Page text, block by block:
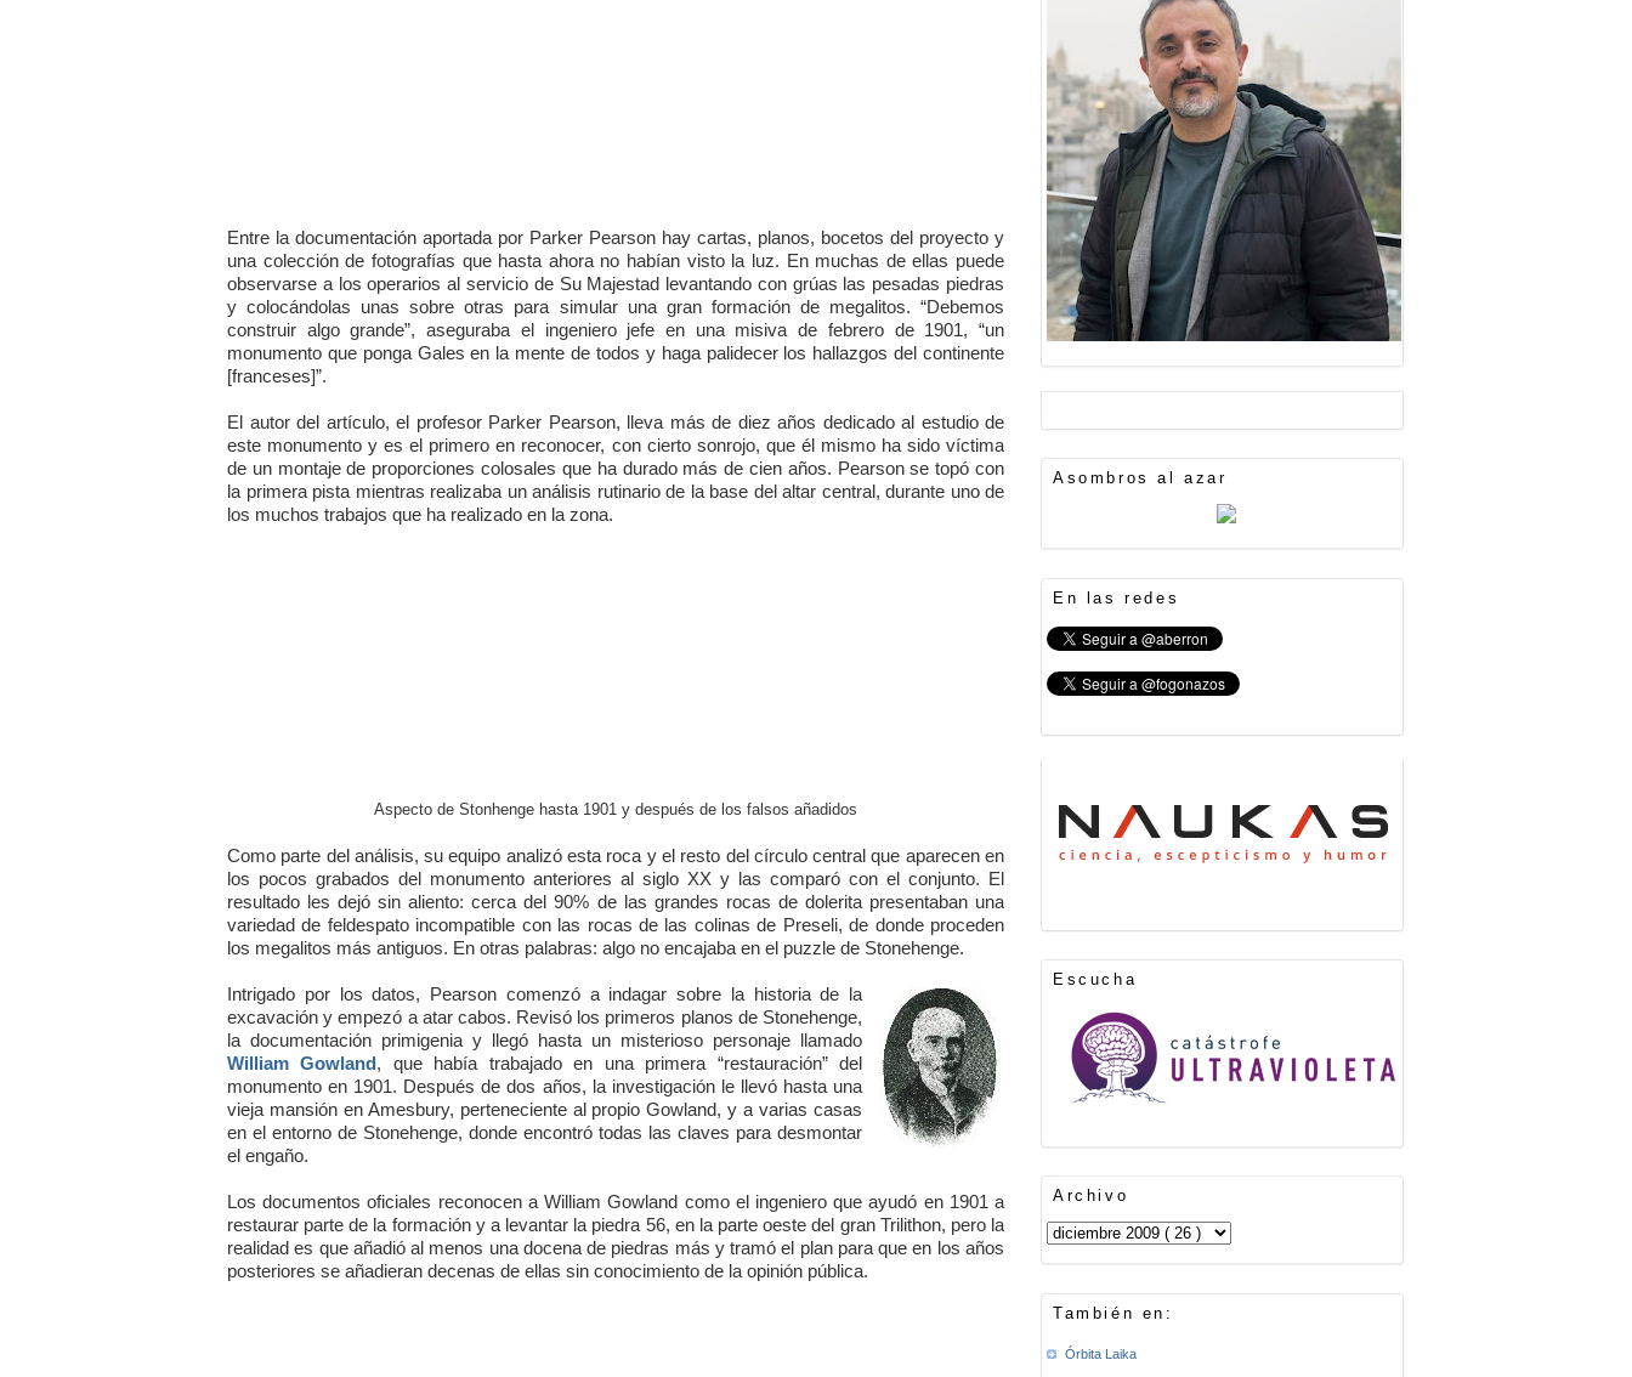
Entre la documentación aportada por Parker Pearson hay cartas, planos, bocetos del proyecto y
una colección de fotografías que hasta ahora no habían visto la luz. En muchas de ellas puede
observarse a los operarios al servicio de Su Majestad levantando con grúas las pesadas piedras
y colocándolas unas sobre otras para simular una gran formación de megalitos. “Debemos
construir algo grande”, aseguraba el ingeniero jefe en una misiva de febrero de 1901, “un
monumento que ponga Gales en la mente de todos y haga palidecer los hallazgos del continente
[franceses]”.
El autor del artículo, el profesor Parker Pearson, lleva más de diez años dedicado al estudio de
este monumento y es el primero en reconocer, con cierto sonrojo, que él mismo ha sido víctima
de un montaje de proporciones colosales que ha durado más de cien años. Pearson se topó con
la primera pista mientras realizaba un análisis rutinario de la base del altar central, durante uno de
los muchos trabajos que ha realizado en la zona.
Aspecto de Stonhenge hasta 1901 y después de los falsos añadidos
Como parte del análisis, su equipo analizó esta roca y el resto del círculo central que aparecen en
los pocos grabados del monumento anteriores al siglo XX y las comparó con el conjunto. El
resultado les dejó sin aliento: cerca del 90% de las grandes rocas de dolerita presentaban una
variedad de feldespato incompatible con las rocas de las colinas de Preseli, de donde proceden
los megalitos más antiguos. En otras palabras: algo no encajaba en el puzzle de Stonehenge.
Intrigado por los datos, Pearson comenzó a indagar sobre la historia de la
excavación y empezó a atar cabos. Revisó los primeros planos de Stonehenge,
la documentación primigenia y llegó hasta un misterioso personaje llamado
William Gowland, que había trabajado en una primera “restauración” del
monumento en 1901. Después de dos años, la investigación le llevó hasta una
vieja mansión en Amesbury, perteneciente al propio Gowland, y a varias casas
en el entorno de Stonehenge, donde encontró todas las claves para desmontar
el engaño.
Los documentos oficiales reconocen a William Gowland como el ingeniero que ayudó en 1901 a
restaurar parte de la formación y a levantar la piedra 56, en la parte oeste del gran Trilithon, pero la
realidad es que añadió al menos una docena de piedras más y tramó el plan para que en los años
posteriores se añadieran decenas de ellas sin conocimiento de la opinión pública.
Asombros al azar
En las redes
Escucha
Archivo
También en:
Órbita Laika